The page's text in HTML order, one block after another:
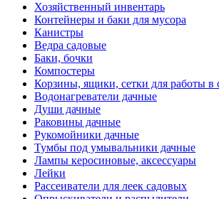
Хозяйственный инвентарь
Контейнеры и баки для мусора
Канистры
Ведра садовые
Баки, бочки
Компостеры
Корзины, ящики, сетки для работы в
Водонагреватели дачные
Души дачные
Раковины дачные
Рукомойники дачные
Тумбы под умывальники дачные
Лампы керосиновые, аксессуары
Лейки
Рассеиватели для леек садовых